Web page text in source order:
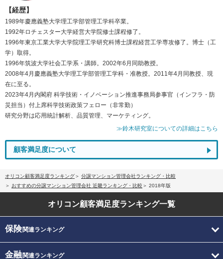
【経歴】
1989年慶應義塾大学理工学部管理工学科卒業。
1992年ロチェスター大学経営大学院修士課程修了。
1996年東京工業大学大学院理工学研究科博士課程経営工学専攻修了。博士（工
学）取得。
1996年筑波大学社会工学系・講師。2002年6月同助教授。
2008年4月慶應義塾大学理工学部管理工学科・准教授。2011年4月同教授、現
在に至る。
2023年4月内閣府 科学技術・イノベーション推進事務局参事官（インフラ・防
災担当）付上席科学技術政策フェロー（非常勤）
研究分野は応用統計解析、品質管理、マーケティング。
≫鈴木研究室についての詳細はこちら
顧客満足度について
オリコン顧客満足度ランキング
分譲マンション管理会社ランキング・比較
おすすめの分譲マンション管理会社 近畿ランキング・比較
2018年版
オリコン顧客満足度ランキング一覧
保険関連ランキング
金融関連ランキング